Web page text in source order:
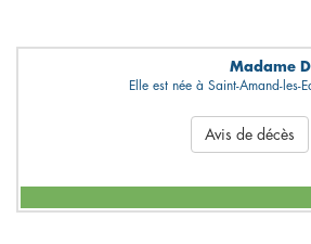
Madame
Elle est née à Saint-Amand-
Avis de décès